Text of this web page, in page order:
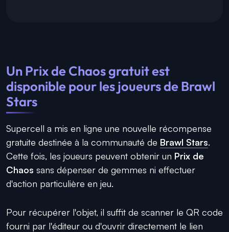
Un Prix de Chaos gratuit est
disponible pour les joueurs de Brawl
Stars
Supercell a mis en ligne une nouvelle récompense
gratuite destinée à la communauté de Brawl Stars.
Cette fois, les joueurs peuvent obtenir un Prix de
Chaos sans dépenser de gemmes ni effectuer
d'action particulière en jeu.
Pour récupérer l'objet, il suffit de scanner le QR code
fourni par l'éditeur ou d'ouvrir directement le lien